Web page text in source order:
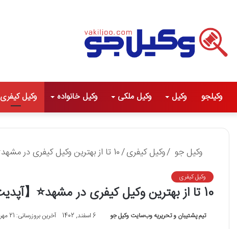
وکیلجو وکیل وکیل ملکی وکیل خانواده وکیل کیفری
وکیل جو /وکیل کیفری/10 تا از بهترین وکیل کیفری در مشهد⭐【آپدیت سال1405】⚖️
وکیل کیفری
10 تا از بهترین وکیل کیفری در مشهد⭐【آپدیت سال1405】⚖️
تیم پشتیبان و تحریریه وب‌سایت وکیل جو 6 اسفند, 1402 آخرین بروزرسانی: 21 مهر, 1404